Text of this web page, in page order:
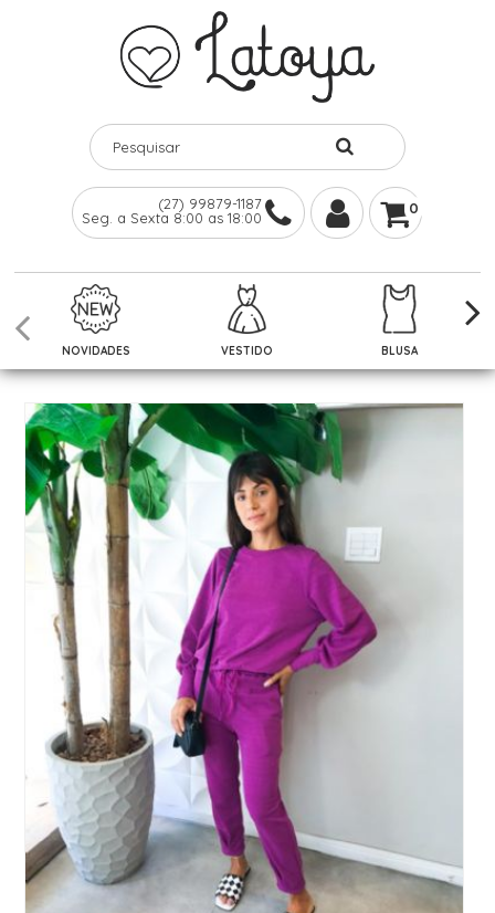
(27) 99879-1187
Seg. a Sexta 8:00 as 18:00
0
NOVIDADES VESTIDO BLUSA